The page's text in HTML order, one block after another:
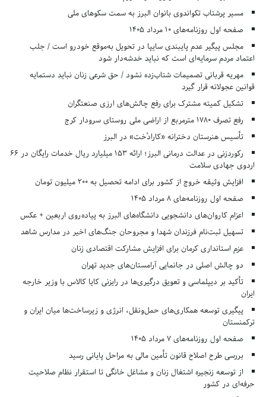
مسیر پرشتاب تکواندوی بانوان البرز به سمت سکوهای ملی
صفحه اول روزنامه‌های 10 مرداد 1405
مجلس پیگیر عدم پایبندی سایپا در تحویل به‌موقع خودرو است / جلب
اعتماد مردم سرمایه‌ای است که نباید خدشه‌دار شود
مهریه قربانی تصمیمات شتاب‌زده نشود / حق شرعی زنان نباید دستمایه
قوانین عجولانه قرار گیرد
تشکیل کمیته مشترک برای رفع چالش‌های ارزی صنعتگران
رفع تصرف ۱۷۸۰ مترمربع از اراضی ملی روستای سرودار کرج
تأسیس هنرستان دخترانه «کارادُخت» در البرز
رکوردزنی در عدالت درمانی البرز؛ ارائه ۱۵۳ میلیارد ریال خدمات رایگان در ۶۶
اردوی جهادی سلامت
افزایش وثیقه خروج از کشور برای ادامه تحصیل به ۲۰۰ میلیون تومان
صفحه اول روزنامه‌های 8 مرداد 1405
اعزام کاروان‌های دانشجویی دانشگاه‌های البرز به پیاده‌روی اربعین + عکس
تسهیل ثبت‌نام فرزندان شهدا و مجروحان جنگ‌های اخیر در مدارس شاهد
عزم استانداری کرمان برای افزایش مشارکت اقتصادی زنان
دو چالش اصلی در جانمایی آرامستان‌های جدید تهران
تأکید بر دیپلماسی و تعویق درگیری‌ها در رایزنی کایا کالاس با وزیر خارجه
ایران
پیگیری توسعه همکاری‌های حمل‌ونقل، انرژی و زیرساخت‌ها میان ایران و
ترکمنستان
صفحه اول روزنامه‌های 7 مرداد 1405
بررسی طرح اصلاح قانون تأمین مالی به مراحل پایانی رسید
از توسعه زنجیره اشتغال زنان و مشاغل خانگی تا استقرار نظام صلاحیت
حرفه‌ای در کشور